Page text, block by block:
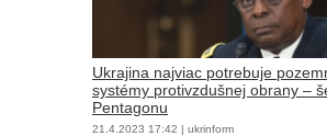
Ukrajina najviac potrebuje
systémy protivzdušnej obrany –
Pentagonu
21.4.2023 17:42 | ukrinform